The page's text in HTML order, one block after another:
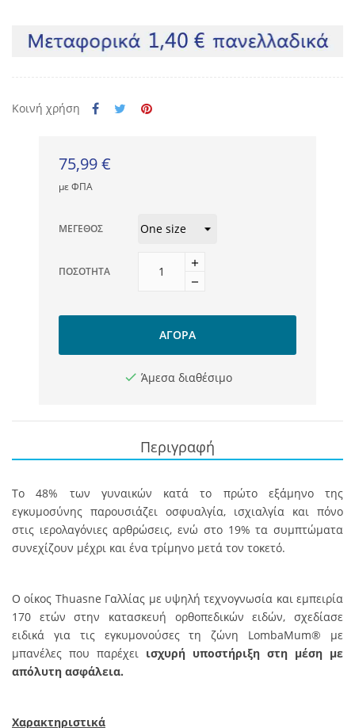
Κοινή χρήση
75,99 €
με ΦΠΑ
ΜΈΓΕΘΟΣ
ΠΟΣΌΤΗΤΑ
ΑΓΟΡΆ
Άμεσα διαθέσιμο
Περιγραφή
Το 48% των γυναικών κατά το πρώτο εξάμηνο της
εγκυμοσύνης παρουσιάζει οσφυαλγία, ισχιαλγία και πόνο
στις ιερολαγόνιες αρθρώσεις, ενώ στο 19% τα συμπτώματα
συνεχίζουν μέχρι και ένα τρίμηνο μετά τον τοκετό.
Ο οίκος Thuasne Γαλλίας με υψηλή τεχνογνωσία και εμπειρία
170 ετών στην κατασκευή ορθοπεδικών ειδών, σχεδίασε
ειδικά για τις εγκυμονούσες τη ζώνη LombaMum® με
μπανέλες που παρέχει ισχυρή υποστήριξη στη μέση με
απόλυτη ασφάλεια.
Χαρακτηριστικά